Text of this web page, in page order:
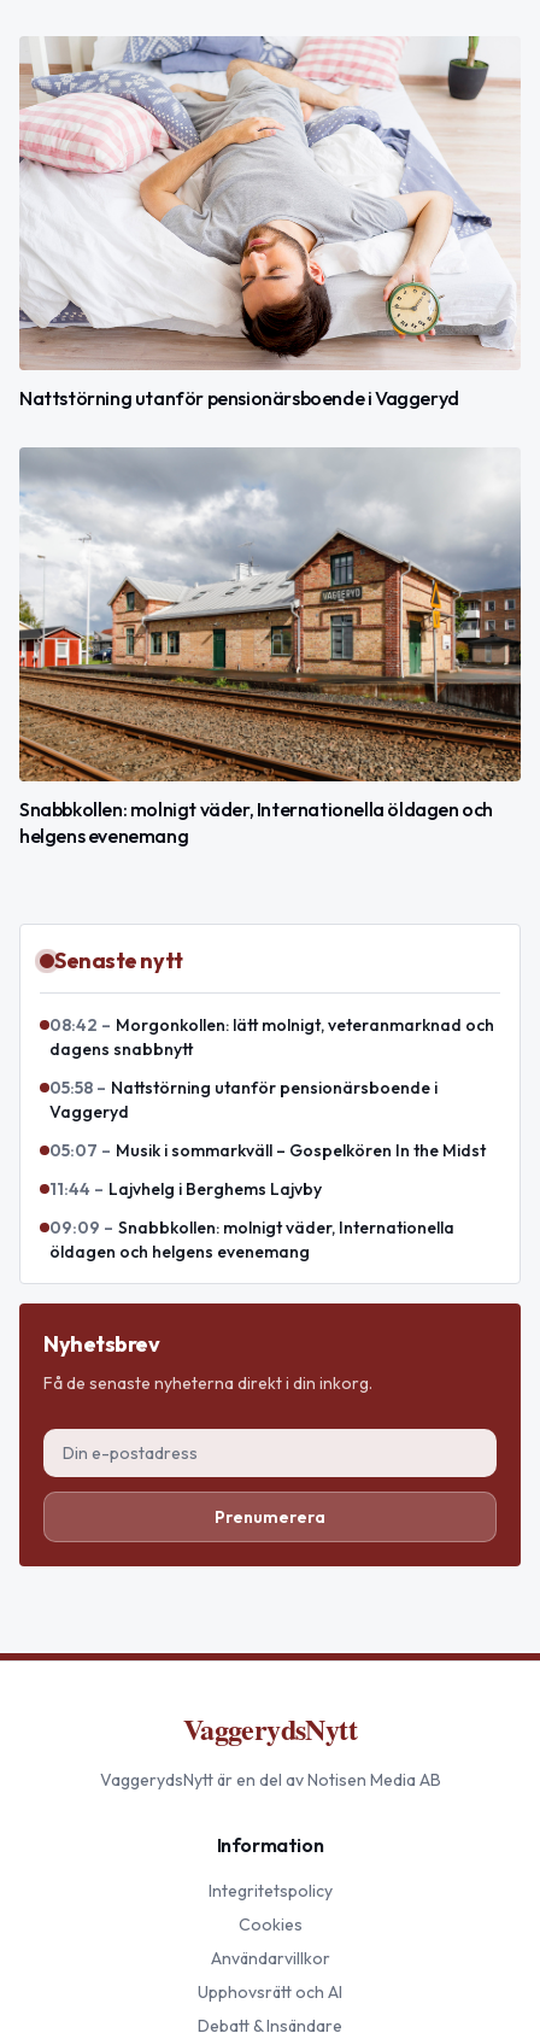
Nattstörning utanför pensionärsboende i Vaggeryd
Snabbkollen: molnigt väder, Internationella öldagen och
helgens evenemang
Senaste nytt
08:42 – Morgonkollen: lätt molnigt, veteranmarknad och
dagens snabbnytt
05:58 – Nattstörning utanför pensionärsboende i
Vaggeryd
05:07 – Musik i sommarkväll – Gospelkören In the Midst
11:44 – Lajvhelg i Berghems Lajvby
09:09 – Snabbkollen: molnigt väder, Internationella
öldagen och helgens evenemang
Nyhetsbrev
Få de senaste nyheterna direkt i din inkorg.
Prenumerera
VaggerydsNytt
VaggerydsNyttär en del av Notisen Media AB
Information
Integritetspolicy
Cookies
Användarvillkor
Upphovsrätt och AI
Debatt & Insändare